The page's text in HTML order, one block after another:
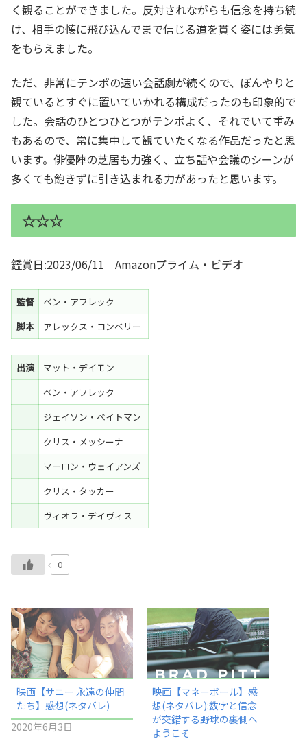
く観ることができました。反対されながらも信念を持ち続
け、相手の懐に飛び込んでまで信じる道を貫く姿には勇気
をもらえました。
ただ、非常にテンポの速い会話劇が続くので、ぼんやりと
観ているとすぐに置いていかれる構成だったのも印象的で
した。会話のひとつひとつがテンポよく、それでいて重み
もあるので、常に集中して観ていたくなる作品だったと思
います。俳優陣の芝居も力強く、立ち話や会議のシーンが
多くても飽きずに引き込まれる力があったと思います。
☆☆☆
鑑賞日:2023/06/11 Amazonプライム・ビデオ
監督
ベン・アフレック
脚本
アレックス・コンベリー
出演
マット・デイモン
ベン・アフレック
ジェイソン・ベイトマン
クリス・メッシーナ
マーロン・ウェイアンズ
クリス・タッカー
ヴィオラ・デイヴィス
0
映画【サニー 永遠の仲間
たち】感想(ネタバレ)
2020年6月3日
映画【マネーボール】感
想(ネタバレ):数字と信念
が交錯する野球の裏側へ
ようこそ